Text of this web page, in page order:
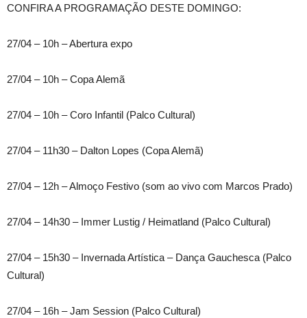
CONFIRA A PROGRAMAÇÃO DESTE DOMINGO:
27/04 – 10h – Abertura expo
27/04 – 10h – Copa Alemã
27/04 – 10h – Coro Infantil (Palco Cultural)
27/04 – 11h30 – Dalton Lopes (Copa Alemã)
27/04 – 12h – Almoço Festivo (som ao vivo com Marcos Prado)
27/04 – 14h30 – Immer Lustig / Heimatland (Palco Cultural)
27/04 – 15h30 – Invernada Artística – Dança Gauchesca (Palco
Cultural)
27/04 – 16h – Jam Session (Palco Cultural)